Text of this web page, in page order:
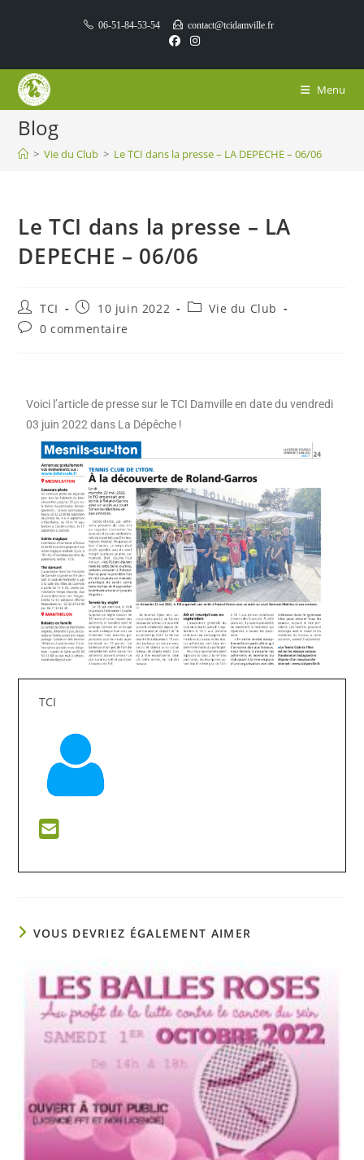
06-51-84-53-54 contact@tcidamville.fr
Menu
Blog
> Vie du Club > Le TCI dans la presse – LA DEPECHE – 06/06
Le TCI dans la presse – LA
DEPECHE – 06/06
TCI 10 juin 2022
Vie du Club
0 commentaire
Voici l’article de presse sur le TCI Damville en date du vendredi
03 juin 2022 dans La Dépêche !
TCI
VOUS DEVRIEZ ÉGALEMENT AIMER